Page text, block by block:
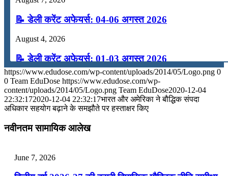
Menu Menu
📝 डेली करेंट अफेयर्स: 04-06 अगस्त 2026
August 4, 2026
📝 डेली करेंट अफेयर्स: 01-03 अगस्त 2026
July 31, 2026
📝 डेली करेंट अफेयर्स: 28-31 जुलाई 2026
July 25, 2026
https://www.edudose.com/wp-content/uploads/2014/05/Logo.png 0
0 Team EduDose https://www.edudose.com/wp-
content/uploads/2014/05/Logo.png Team EduDose2020-12-04
22:32:172020-12-04 22:32:17भारत और अमेरिका ने बौद्धिक संपदा
अधिकार सहयोग बढ़ाने के समझौते पर हस्ताक्षर किए
नवीनतम सामायिक आलेख
June 7, 2026